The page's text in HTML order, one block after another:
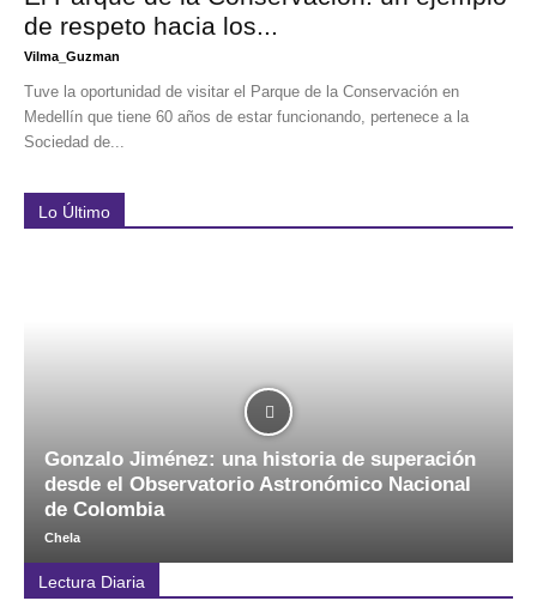
de respeto hacia los...
Vilma_Guzman
Tuve la oportunidad de visitar el Parque de la Conservación en
Medellín que tiene 60 años de estar funcionando, pertenece a la
Sociedad de...
Lo Último
Gonzalo Jiménez: una historia de superación
desde el Observatorio Astronómico Nacional
de Colombia
Chela
Lectura Diaria